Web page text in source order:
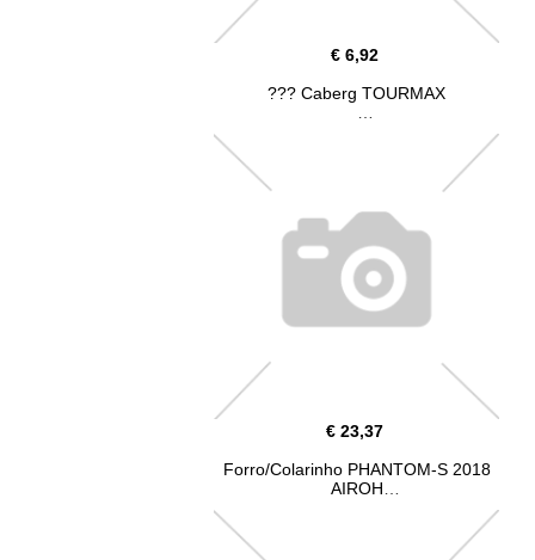
€ 6,92
??? Caberg TOURMAX
€ 23,37
Forro/Colarinho PHANTOM-S 2018
AIROH